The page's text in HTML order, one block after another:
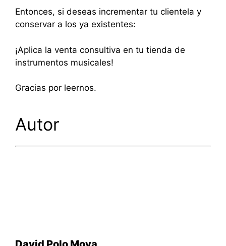
Entonces, si deseas incrementar tu clientela y
conservar a los ya existentes:
¡Aplica la venta consultiva en tu tienda de
instrumentos musicales!
Gracias por leernos.
Autor